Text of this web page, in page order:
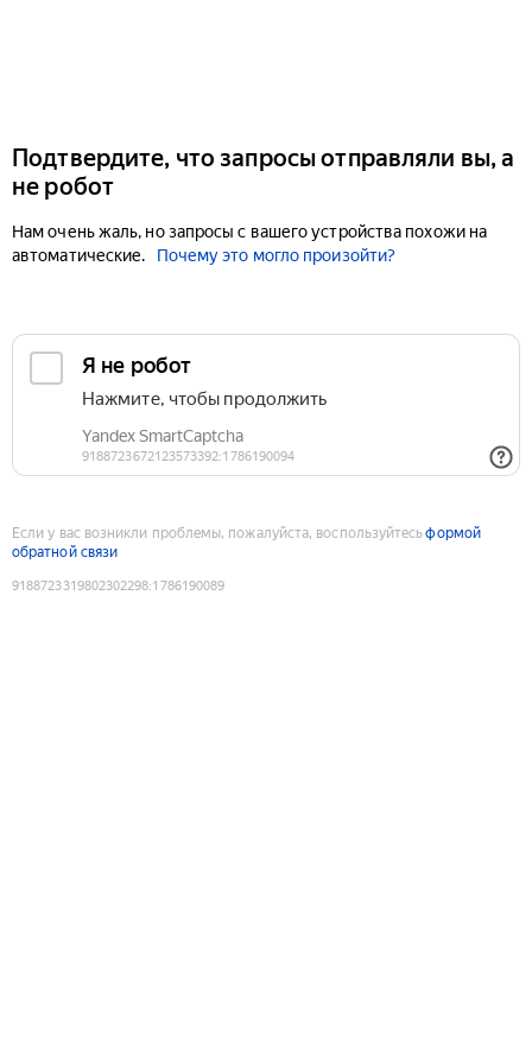
Подтвердите, что запросы отправляли вы, а
не робот
Нам очень жаль, но запросы с вашего устройства похожи на
автоматические.
Почему это могло произойти?
Если у вас возникли проблемы, пожалуйста, воспользуйтесьформой
обратной связи
9188723319802302298:1786190089